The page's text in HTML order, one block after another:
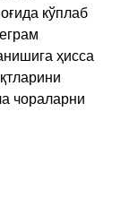
кўплаб
ҳисса
чораларни